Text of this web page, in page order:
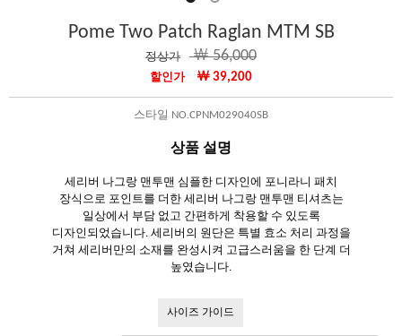
Pome Two Patch Raglan MTM SB
정상가 ￦ 56,000
할인가 ￦ 39,200
스타일 NO.CPNM029040SB
상품 설명
세리버 나그랑 맨투맨 심플한 디자인에 포니라니 패치
장식으로 포인트를 더한 세리버 나그랑 맨투맨 티셔츠는
일상에서 부담 없고 간편하게 착용할 수 있도록
디자인되었습니다. 세리버의 원단은 특별 효소 처리 과정을
거쳐 세리버만의 소재를 완성시켜 고급스러움을 한 단계 더
높였습니다.
사이즈 가이드